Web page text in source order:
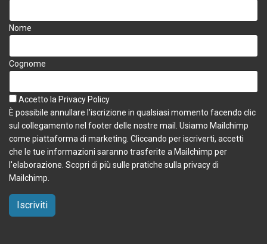
Nome
Cognome
Accetto la Privacy Policy
È possibile annullare l'iscrizione in qualsiasi momento facendo clic
sul collegamento nel footer delle nostre mail. Usiamo Mailchimp
come piattaforma di marketing. Cliccando per iscriverti, accetti
che le tue informazioni saranno trasferite a Mailchimp per
l'elaborazione. Scopri di più sulle pratiche sulla privacy di
Mailchimp.